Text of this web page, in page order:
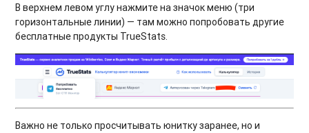
В верхнем левом углу нажмите на значок меню (три
горизонтальные линии) — там можно попробовать другие
бесплатные продукты TrueStats.
Важно не только просчитывать юнитку заранее, но и